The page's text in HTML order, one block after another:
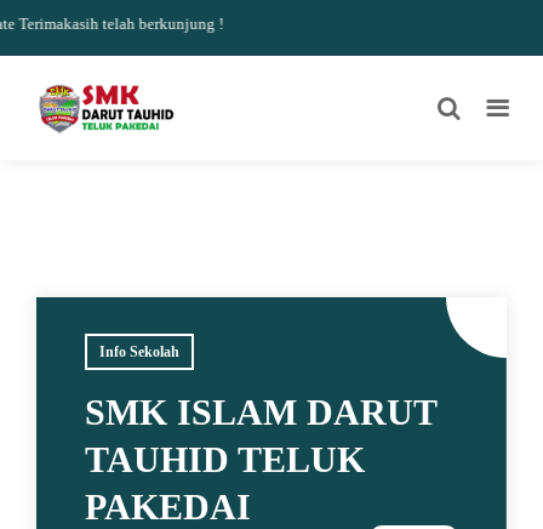
telah berkunjung !
Info Sekolah
SMK ISLAM DARUT
TAUHID TELUK
PAKEDAI